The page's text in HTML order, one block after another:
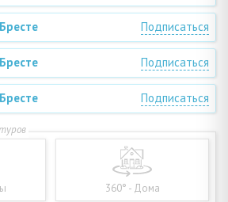
Подписаться
Подписаться
Подписаться
360° - Дома